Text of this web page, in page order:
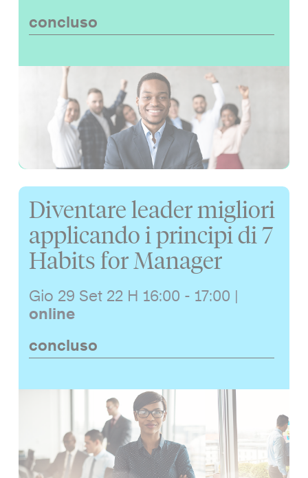
concluso
Diventare leader migliori
applicando i principi di 7
Habits for Manager
Gio 29 Set 22 H 16:00 - 17:00 |
online
concluso